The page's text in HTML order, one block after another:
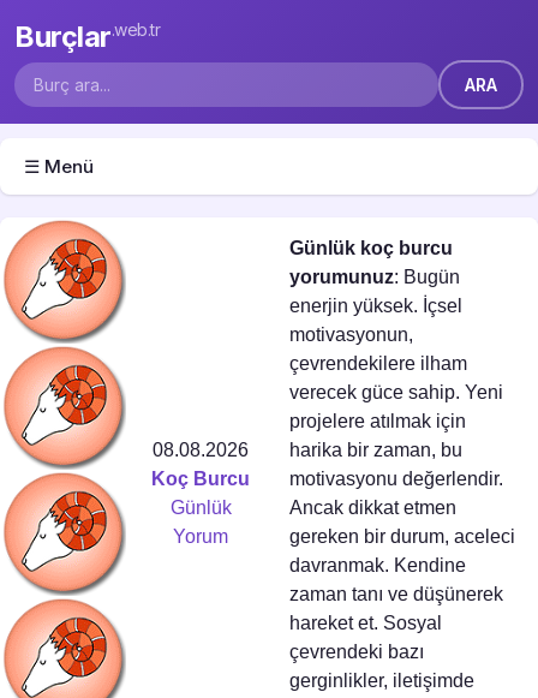
Burçlar.web.tr
☰ Menü
08.08.2026
Koç Burcu
Günlük
Yorum
Günlük koç burcu
yorumunuz: Bugün
enerjin yüksek. İçsel
motivasyonun,
çevrendekilere ilham
verecek güce sahip. Yeni
projelere atılmak için
harika bir zaman, bu
motivasyonu değerlendir.
Ancak dikkat etmen
gereken bir durum, aceleci
davranmak. Kendine
zaman tanı ve düşünerek
hareket et. Sosyal
çevrendeki bazı
gerginlikler, iletişimde